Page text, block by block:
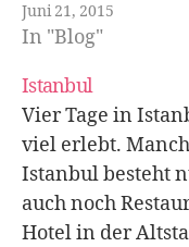
responsive und
Touren ist auch
Juni 21, 2015
In "Blog"
Istanbul
Vier Tage in
viel erlebt.
Istanbul besteht
auch noch
Hotel in der